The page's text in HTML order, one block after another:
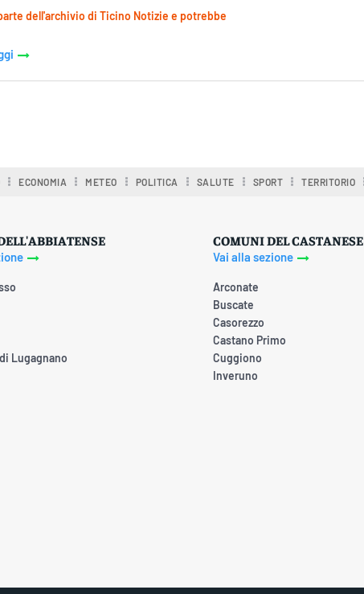
dell'archivio di Ticino Notizie e potrebbe
ECONOMIA METEO POLITICA SALUTE SPORT TERRITORIO
Lugagnano
COMUNI DEL CASTANESE
Vai alla sezione
Arconate
Buscate
Casorezzo
Castano Primo
Cuggiono
Inveruno